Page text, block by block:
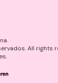
All rights